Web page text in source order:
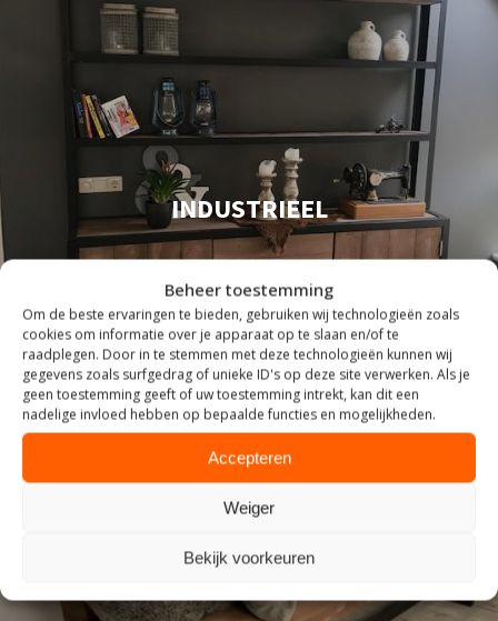
Beheer toestemming
Om de beste ervaringen te bieden, gebruiken wij technologieën zoals
cookies om informatie over je apparaat op te slaan en/of te
raadplegen. Door in te stemmen met deze technologieën kunnen wij
gegevens zoals surfgedrag of unieke ID's op deze site verwerken. Als je
geen toestemming geeft of uw toestemming intrekt, kan dit een
nadelige invloed hebben op bepaalde functies en mogelijkheden.
Accepteren
Weiger
Bekijk voorkeuren
INDUSTRIEEL